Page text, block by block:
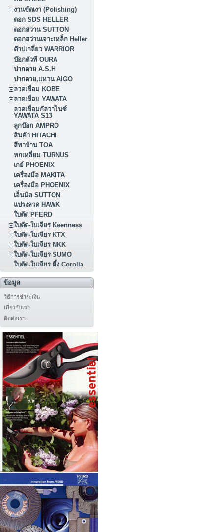
งานขัดเงา (Polishing)
ดอก SDS HELLER
ดอกสว่าน SUTTON
ดอกสว่านเจาะเหล็ก Heller
ต๊าปเกลี่ยว WARRIOR
บ๊อกตัวที OURA
ปากตาย A.S.H
ปากตาย,แหวน AIGO
ลวดเชื่อม KOBE
ลวดเชื่อม YAWATA
ลวดเชื่อมกัลวาไนซ์
YAWATA S13
ลูกบ๊อก AMPRO
สินค้า HITACHI
สีทาบ้าน TOA
หกเหลี่ยม TURNUS
เกย์ PHOENIX
เครื่องมือ MAKITA
เครื่องมือ PHOENIX
เอ็นมิล SUTTON
แปรงลวด HAWK
ใบตัด PFERD
ใบตัด-ใบเจียร Keenness
ใบตัด-ใบเจียร KTX
ใบตัด-ใบเจียร NKK
ใบตัด-ใบเจียร SUMO
ใบตัด-ใบเจียร ผึ้ง Corolla
ข้อมูล
วิธีการชำระเงิน
เกี่ยวกับเรา
ติดต่อเรา